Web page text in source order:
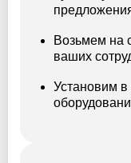
Возьмем на
ваших
Установим